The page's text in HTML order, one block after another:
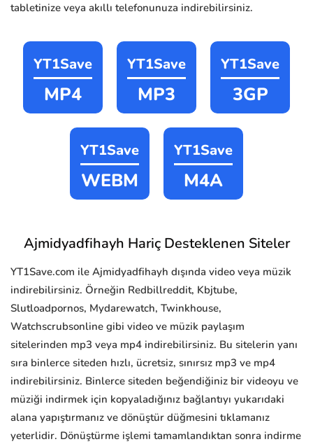
tabletinize veya akıllı telefonunuza indirebilirsiniz.
YT1Save
MP4
YT1Save
MP3
YT1Save
3GP
YT1Save
WEBM
YT1Save
M4A
Ajmidyadfihayh Hariç Desteklenen Siteler
YT1Save.com ile Ajmidyadfihayh dışında video veya müzik
indirebilirsiniz. Örneğin Redbillreddit, Kbjtube,
Slutloadpornos, Mydarewatch, Twinkhouse,
Watchscrubsonline gibi video ve müzik paylaşım
sitelerinden mp3 veya mp4 indirebilirsiniz. Bu sitelerin yanı
sıra binlerce siteden hızlı, ücretsiz, sınırsız mp3 ve mp4
indirebilirsiniz. Binlerce siteden beğendiğiniz bir videoyu ve
müziği indirmek için kopyaladığınız bağlantıyı yukarıdaki
alana yapıştırmanız ve dönüştür düğmesini tıklamanız
yeterlidir. Dönüştürme işlemi tamamlandıktan sonra indirme